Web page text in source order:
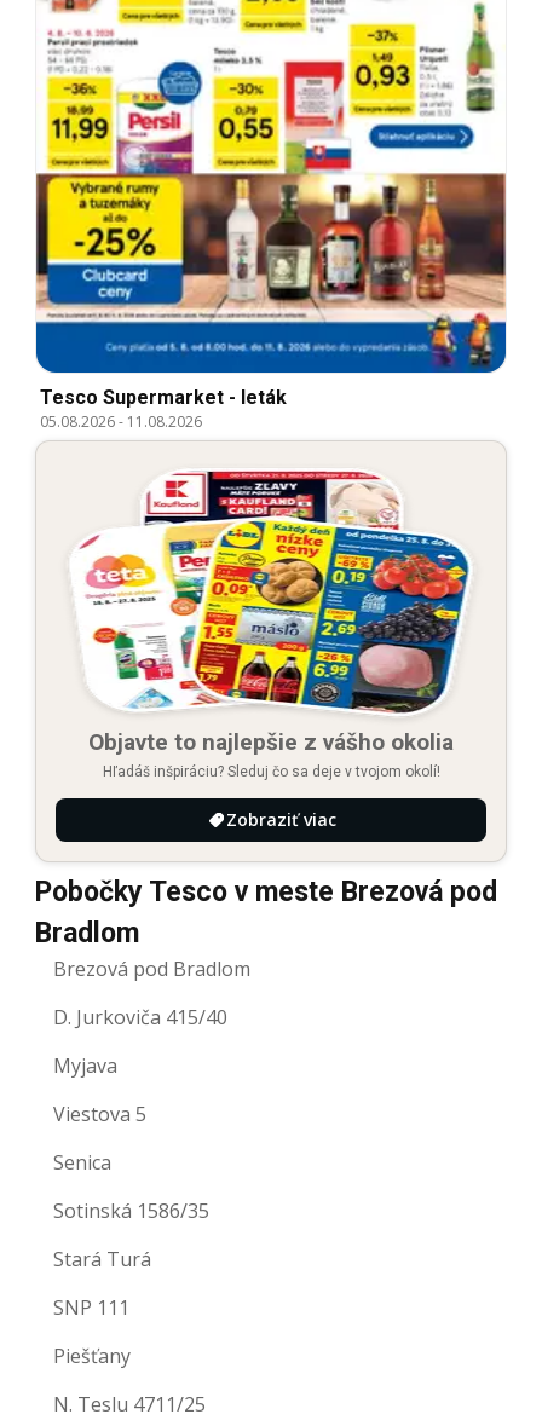
Tesco Supermarket - leták
05.08.2026- 11.08.2026
Objavte to najlepšie z vášho okolia
Hľadáš inšpiráciu? Sleduj čo sa deje v tvojom okolí!
Zobraziť viac
Pobočky Tesco v meste Brezová pod
Bradlom
Brezová pod Bradlom
D. Jurkoviča 415/40
Myjava
Viestova 5
Senica
Sotinská 1586/35
Stará Turá
SNP 111
Piešťany
N. Teslu 4711/25